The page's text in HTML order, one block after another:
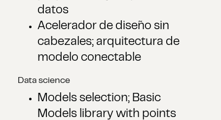
datos
Acelerador de diseño sin
cabezales; arquitectura de
modelo conectable
Data science
Models selection; Basic
Models library with points